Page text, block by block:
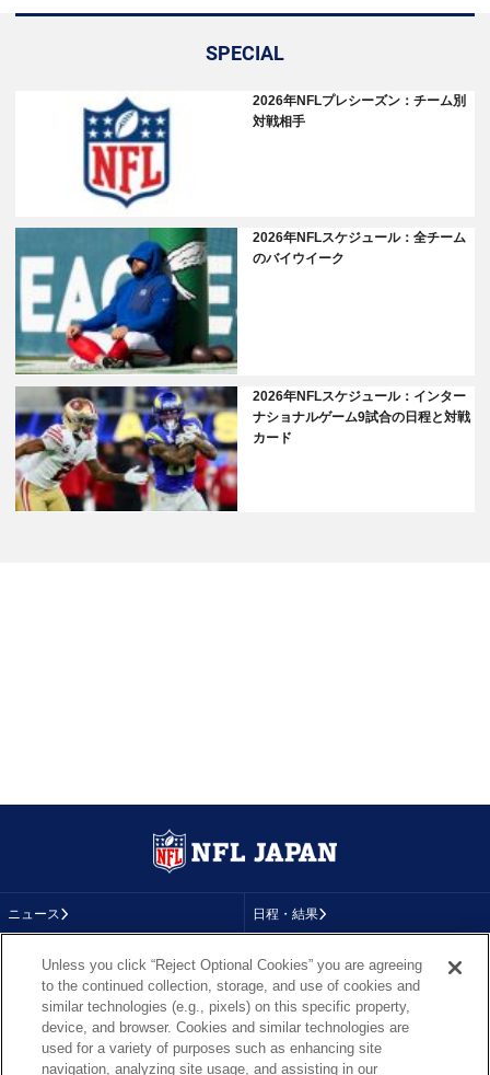
SPECIAL
2026年NFLプレシーズン：チーム別
対戦相手
2026年NFLスケジュール：全チーム
のバイウイーク
2026年NFLスケジュール：インター
ナショナルゲーム9試合の日程と対戦
カード
ニュース 日程・結果
コラム テレビ
画像
チーム 順位表
Unless you click “Reject Optional Cookies” you are agreeing
to the continued collection, storage, and use of cookies and
similar technologies (e.g., pixels) on this specific property,
device, and browser. Cookies and similar technologies are
used for a variety of purposes such as enhancing site
navigation, analyzing site usage, and assisting in our